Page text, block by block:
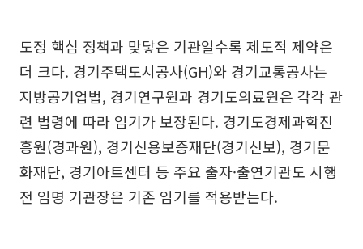
도정 핵심 정책과 맞닿은 기관일수록 제도적 제약은
더 크다. 경기주택도시공사(GH)와 경기교통공사는
지방공기업법, 경기연구원과 경기도의료원은 각각 관
련 법령에 따라 임기가 보장된다. 경기도경제과학진
흥원(경과원), 경기신용보증재단(경기신보), 경기문
화재단, 경기아트센터 등 주요 출자·출연기관도 시행
전 임명 기관장은 기존 임기를 적용받는다.